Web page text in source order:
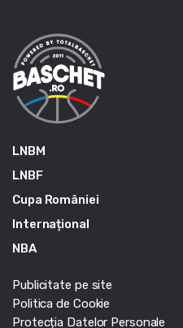
LNBM
LNBF
Cupa României
Internațional
NBA
Publicitate pe site
Politica de Cookie
Protecția Datelor Personale